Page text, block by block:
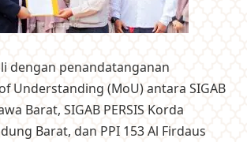
dengan penandatanganan
Understanding (MoU) antara SIGAB
Barat, SIGAB PERSIS Korda
Barat, dan PPI 153 Al Firdaus